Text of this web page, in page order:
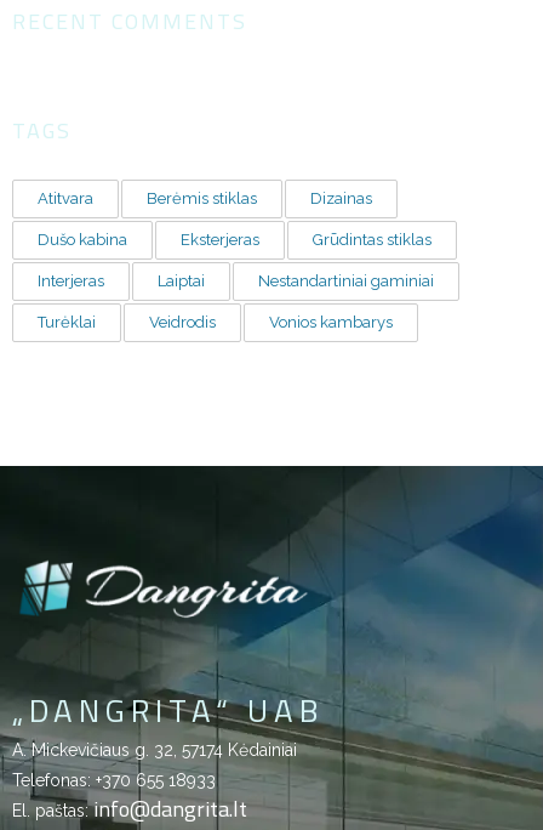
RECENT COMMENTS
TAGS
Atitvara Berėmis stiklas Dizainas
Dušo kabina Eksterjeras Grūdintas stiklas
Interjeras Laiptai Nestandartiniai gaminiai
Turėklai Veidrodis Vonios kambarys
„DANGRITA“ UAB
A. Mickevičiaus g. 32, 57174 Kėdainiai
Telefonas: +370 655 18933
El. paštas:info@dangrita.lt